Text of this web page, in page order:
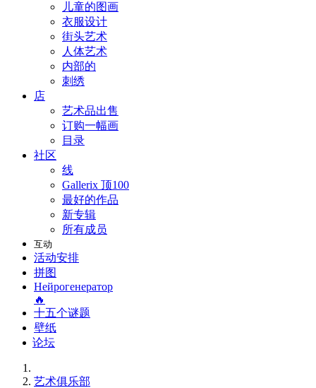
儿童的图画
衣服设计
街头艺术
人体艺术
内部的
刺绣
店
艺术品出售
订购一幅画
目录
社区
线
Gallerix 顶100
最好的作品
新专辑
所有成员
互动
活动安排
拼图
Нейрогенератор
🔥
十五个谜题
壁纸
论坛
艺术俱乐部